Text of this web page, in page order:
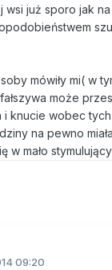
wsi już sporo jak
mówiły mi( w
może
i knucie wobec
na pewno
w mało
09:20